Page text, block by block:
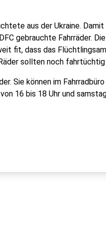
aus der Ukraine.
gebrauchte Fahrräder.
fit, dass das
sollten noch fahrtüchtig
Sie können im
16 bis 18 Uhr und